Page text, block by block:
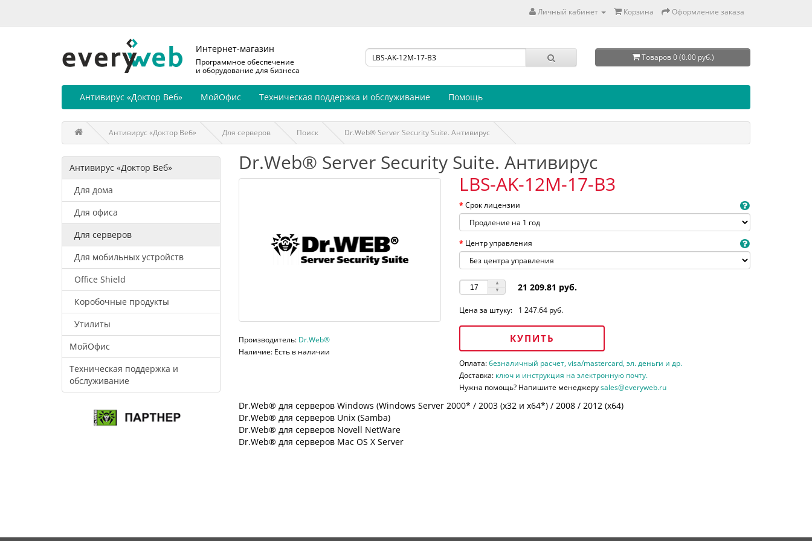
Личный кабинет Корзина Оформление заказа
Интернет-магазин
Программное обеспечение
и оборудование для бизнеса
Товаров 0 (0.00 руб.)
Антивирус «Доктор Веб» МойОфис Техническая поддержка и обслуживание Помощь
Антивирус «Доктор Веб» Для серверов Поиск Dr.Web® Server Security Suite. Антивирус
Антивирус «Доктор Веб»
Для дома
Для офиса
Для серверов
Для мобильных устройств
Office Shield
Коробочные продукты
Утилиты
МойОфис
Техническая поддержка и
обслуживание
Dr.Web® Server Security Suite. Антивирус
Производитель: Dr.Web®
Наличие: Есть в наличии
LBS-AK-12M-17-B3
Срок лицензии
Центр управления
21 209.81 руб.
Цена за штуку: 1 247.64 руб.
КУПИТЬ
Оплата:безналичный расчет, visa/mastercard, эл. деньги и др.
Доставка: ключ и инструкция на электронную почту.
Нужна помощь? Напишите менеджеруsales@everyweb.ru
Dr.Web® для серверов Windows (Windows Server 2000* / 2003 (х32 и х64*) / 2008 / 2012 (х64)
Dr.Web® для серверов Unix (Samba)
Dr.Web® для серверов Novell NetWare
Dr.Web® для серверов Mac OS X Server